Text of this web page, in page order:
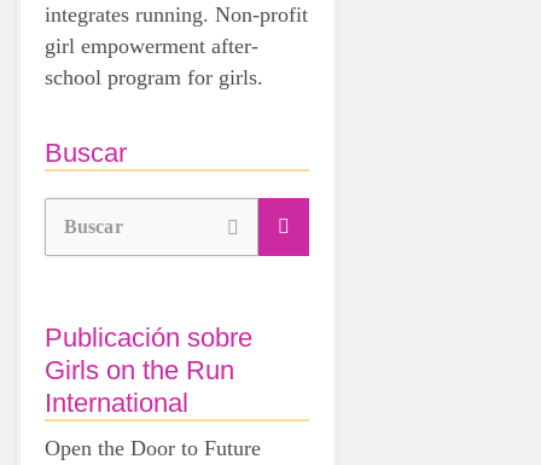
integrates running. Non-profit
girl empowerment after-
school program for girls.
Buscar
Buscar
Publicación sobre
Girls on the Run
International
Open the Door to Future